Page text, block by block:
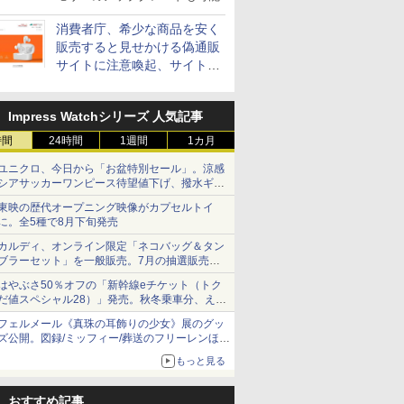
消費者庁、希少な商品を安く
販売すると見せかける偽通販
サイトに注意喚起、サイト名
Impress Watchシリーズ 人気記事
24時間 1週間 1カ月
ニクロ、今日から「お盆特別セール」。涼感
アサッカーワンピース待望値下げ、撥水ギア
ョーツは1990円に
映の歴代オープニング映像がカプセルトイ
。全5種で8月下旬発売
ルディ、オンライン限定「ネコバッグ＆タン
ラーセット」を一般販売。7月の抽選販売の
選無効分
やぶさ50％オフの「新幹線eチケット（トク
値スペシャル28）」発売。秋冬乗車分、えき
っと限定
ェルメール《真珠の耳飾りの少女》展のグッ
公開。図録/ミッフィー/葬送のフリーレンほ
もっと見る